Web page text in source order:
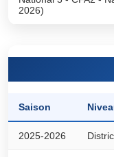
2026)
Saison
2025-2026